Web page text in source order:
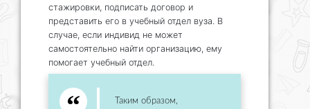
стажировки, подписать договор и
представить его в учебный отдел вуза. В
случае, если индивид не может
самостоятельно найти организацию, ему
помогает учебный отдел.
Таким образом,